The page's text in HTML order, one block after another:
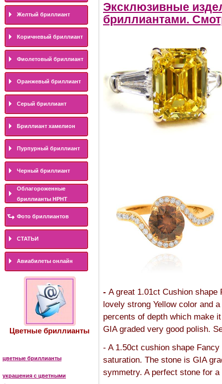
Желтый бриллиант
Коричневый бриллиант
Фиолетовый бриллиант
Оранжевый бриллиант
Серый бриллиант
Бриллиант хамелион
Пурпурный бриллиант
Черный бриллиант
Облагороженные
бриллианты HPHT
Фото бриллиантов
СТАТЬИ
Авиабилеты онлайн
Цветные бриллианты
цветные бриллианты
украшения с цветными
Эксклюзивные
бриллиантами.
- A great 1.01ct Cushion shape
lovely strong Yellow color and
percents of depth which make
GIA graded very good polish.
- A 1.50ct cushion shape
saturation. The stone is GIA
symmetry. A perfect stone for